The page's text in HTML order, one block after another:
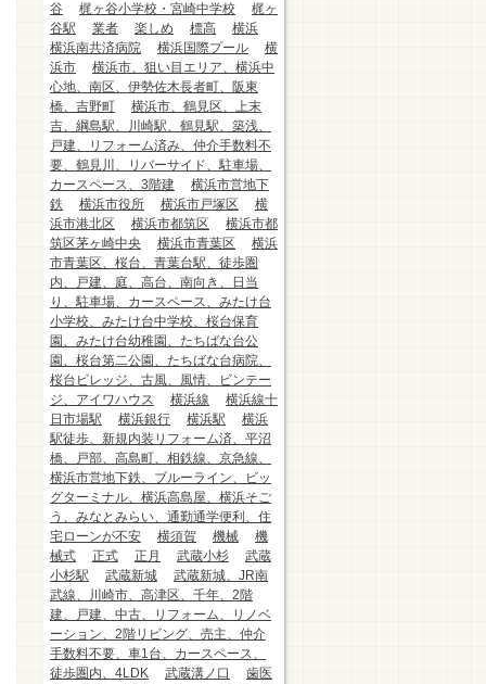
谷
梶ヶ谷小学校・宮崎中学校
梶ヶ
谷駅
業者 楽しめ 標高
横浜
横浜南共済病院
横浜国際プール
横
浜市
横浜市、狙い目エリア、横浜中
心地、南区、伊勢佐木長者町、阪東
橋、吉野町
横浜市、鶴見区、上末
吉、綱島駅、川崎駅、鶴見駅、築浅、
戸建、リフォーム済み、仲介手数料不
要、鶴見川、リバーサイド、駐車場、
カースペース、3階建
横浜市営地下
鉄
横浜市役所 横浜市戸塚区
横
浜市港北区
横浜市都筑区
横浜市都
筑区茅ヶ崎中央
横浜市青葉区
横浜
市青葉区、桜台、青葉台駅、徒歩圏
内、戸建、庭、高台、南向き、日当
り、駐車場、カースペース、みたけ台
小学校、みたけ台中学校、桜台保育
園、みたけ台幼稚園、たちばな台公
園、桜台第二公園、たちばな台病院、
桜台ビレッジ、古風、風情、ビンテー
ジ、アイワハウス
横浜線
横浜線十
日市場駅
横浜銀行 横浜駅
横浜
駅徒歩、新規内装リフォーム済、平沼
橋、戸部、高島町、相鉄線、京急線、
横浜市営地下鉄、ブルーライン、ビッ
グターミナル、横浜高島屋、横浜そご
う、みなとみらい、通勤通学便利、住
宅ローンが不安
横須賀 機械
機
械式
正式 正月 武蔵小杉
武蔵
小杉駅
武蔵新城
武蔵新城、JR南
武線、川崎市、高津区、千年、2階
建、戸建、中古、リフォーム、リノベ
ーション、2階リビング、売主、仲介
手数料不要、車1台、カースペース、
徒歩圏内、4LDK
武蔵溝ノ口
歯医